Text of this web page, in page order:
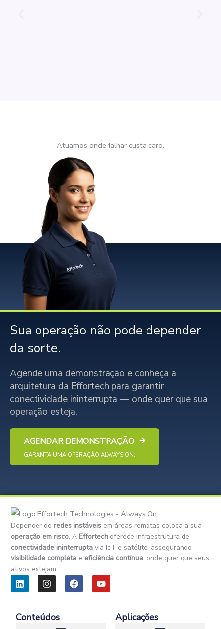
Atuamos onde falhar custa caro.
Sua operação não pode depender
da sorte.
Agende uma demonstração e conheça a
arquitetura da Effortech para garantir
conectividade ininterrupta — onde quer que sua
operação esteja.
AGENDAR DEMONSTRAÇÃO
GARANTA UMA OPERAÇÃO ALWAYS ON.
Depender de redes instáveis em áreas remotas coloca a sua
operação em risco. A Effortech oferece infraestrutura de
conectividade ininterrupta via IoT e satélite, assegurando
visibilidade completa e eficiência contínua, onde quer que seus
ativos estejam.
L
i
n
e
d
I
n
s
a
g
F
a
c
Y
o
u
Aplicações
Conteúdos